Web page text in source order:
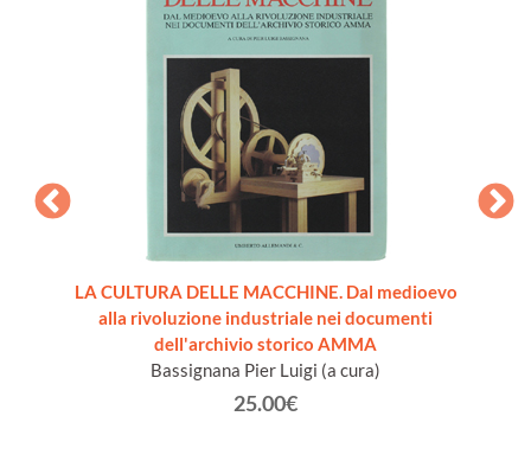
LA CULTURA DELLE MACCHINE. Dal medioevo
alla rivoluzione industriale nei documenti
dell'archivio storico AMMA
Bassignana Pier Luigi (a cura)
25.00€